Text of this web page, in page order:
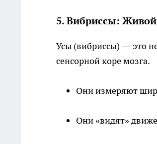
5. Вибриссы: Живой
Усы (вибриссы) — это
сенсорной коре мозга.
Они измеряют
Они «видят»